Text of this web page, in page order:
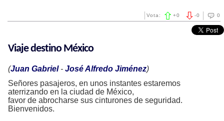
0
-0
Vota: +0
Viaje destino México
(Juan Gabriel- José Alfredo Jiménez)
Señores pasajeros, en unos instantes estaremos
aterrizando en la ciudad de México,
favor de abrocharse sus cinturones de seguridad.
Bienvenidos.